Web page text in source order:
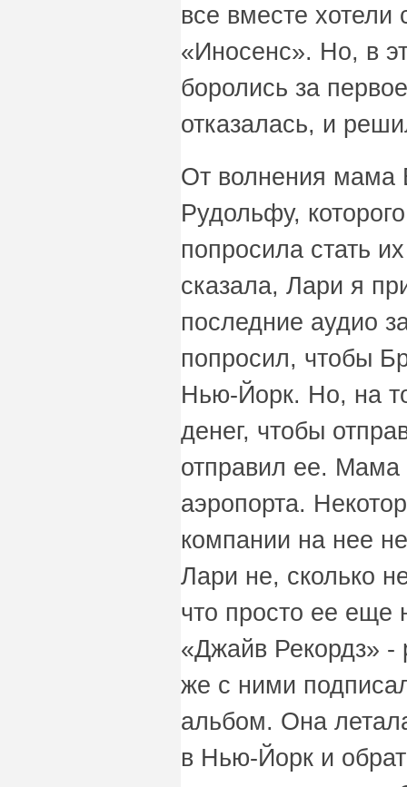
все вместе хотели
«Иносенс». Но, в
боролись за
отказалась, и
От волнения мама
Рудольфу,
попросила стать
сказала, Лари я
последние аудио
попросил, чтобы
Нью-Йорк. Но, на
денег, чтобы
отправил ее. Мама
аэропорта.
компании на нее
Лари не, сколько
что просто ее еще
«Джайв Рекордз» -
же с ними
альбом. Она
в Нью-Йорк и